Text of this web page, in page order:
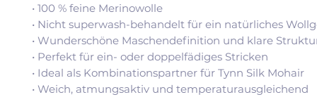
• 100 % feine Merinowolle
• Nicht superwash-behandelt für ein natürliches
• Wunderschöne Maschendefinition und klare
• Perfekt für ein- oder doppelfädiges Stricken
• Ideal als Kombinationspartner für Tynn Silk Mohair
• Weich, atmungsaktiv und temperaturausgleichend